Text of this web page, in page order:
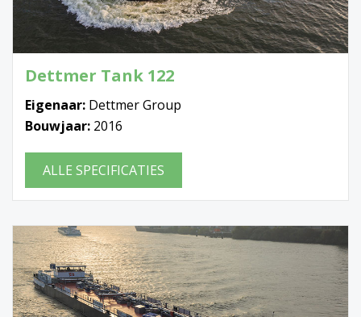
Dettmer Tank 122
Eigenaar: Dettmer Group
Bouwjaar: 2016
ALLE SPECIFICATIES